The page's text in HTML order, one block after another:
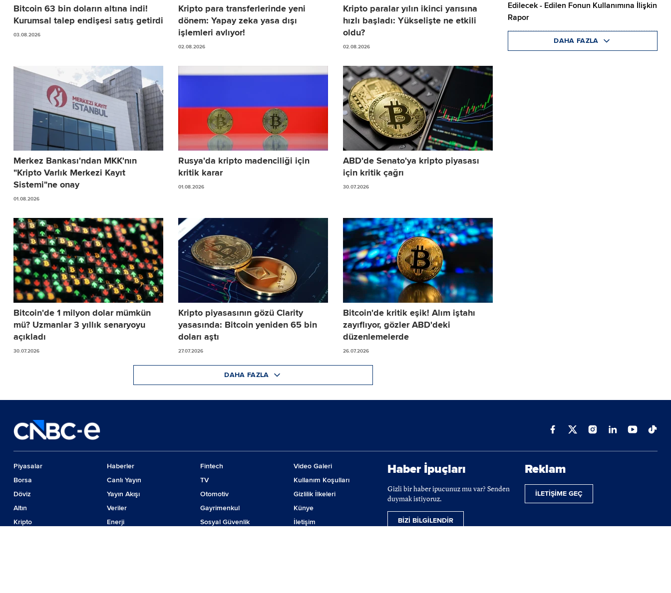
Bitcoin 63 bin doların altına indi!
Kurumsal talep endişesi satış getirdi
03.08.2026
Kripto para transferlerinde yeni
dönem: Yapay zeka yasa dışı
işlemleri avlıyor!
02.08.2026
Kripto paralar yılın ikinci yarısına
hızlı başladı: Yükselişte ne etkili
oldu?
02.08.2026
Merkez Bankası'ndan MKK'nın
"Kripto Varlık Merkezi Kayıt
Sistemi"ne onay
01.08.2026
Rusya'da kripto madenciliği için
kritik karar
01.08.2026
ABD'de Senato'ya kripto piyasası
için kritik çağrı
30.07.2026
Bitcoin'de 1 milyon dolar mümkün
mü? Uzmanlar 3 yıllık senaryoyu
açıkladı
30.07.2026
Kripto piyasasının gözü Clarity
yasasında: Bitcoin yeniden 65 bin
doları aştı
27.07.2026
Bitcoin'de kritik eşik! Alım iştahı
zayıflıyor, gözler ABD'deki
düzenlemelerde
26.07.2026
DAHA FAZLA
Edilecek - Edilen Fonun Kullanımına İlişkin
Rapor
DAHA FAZLA
Piyasalar
Borsa
Döviz
Altın
Kripto
Haberler
Canlı Yayın
Yayın Akışı
Veriler
Enerji
Fintech
TV
Otomotiv
Gayrimenkul
Sosyal Güvenlik
Video Galeri
Kullanım Koşulları
Gizlilik İlkeleri
Künye
İletişim
Haber İpuçları
Gizli bir haber ipucunuz mu var? Senden
duymak istiyoruz.
BİZİ BİLGİLENDİR
Reklam
İLETİŞİME GEÇ